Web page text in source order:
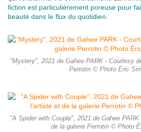
fiction est particulièrement poreuse pour
beauté dans le flux du quotidien.
"Mystery", 2021 de Gahee PARK - Courtesy
Perrotin © Photo Éric
"A Spider with Couple", 2021 de Gahee
de la galerie Perrotin © Photo